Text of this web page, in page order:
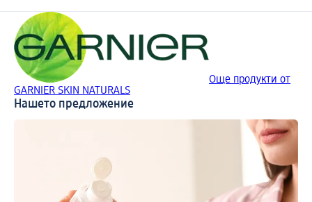
Още продукти от
GARNIER SKIN NATURALS
Нашето предложение